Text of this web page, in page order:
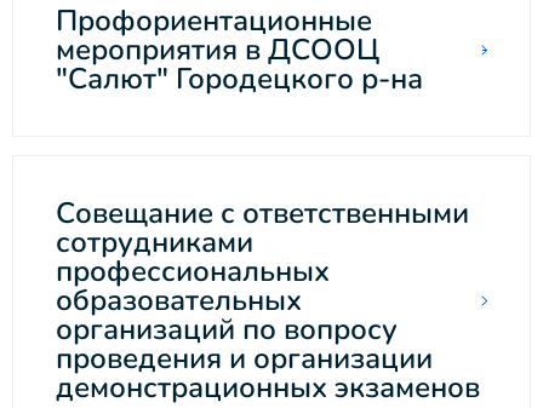
Профориентационные
мероприятия в ДСООЦ
"Салют" Городецкого р-на
Совещание с ответственными
сотрудниками
профессиональных
образовательных
организаций по вопросу
проведения и организации
демонстрационных экзаменов